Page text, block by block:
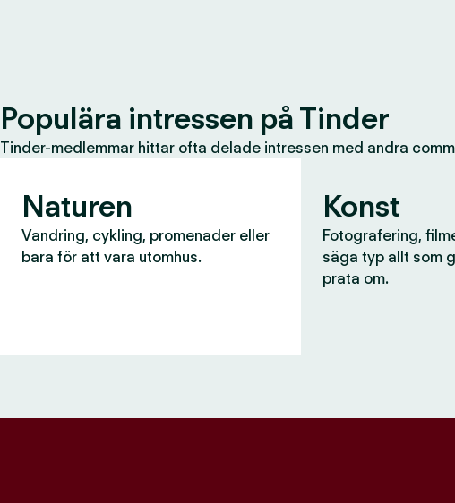
Populära intressen på Tinder
Tinder-medlemmar hittar ofta delade intressen med andra
Naturen
Vandring, cykling, promenader eller
bara för att vara utomhus.
Konst
Fotografering,
säga typ allt som
prata om.